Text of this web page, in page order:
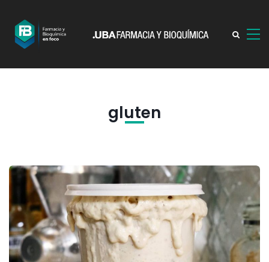
gluten